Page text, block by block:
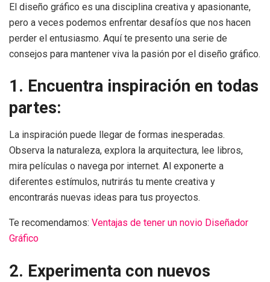
El diseño gráfico es una disciplina creativa y apasionante,
pero a veces podemos enfrentar desafíos que nos hacen
perder el entusiasmo. Aquí te presento una serie de
consejos para mantener viva la pasión por el diseño gráfico.
1. Encuentra inspiración en todas
partes:
La inspiración puede llegar de formas inesperadas.
Observa la naturaleza, explora la arquitectura, lee libros,
mira películas o navega por internet. Al exponerte a
diferentes estímulos, nutrirás tu mente creativa y
encontrarás nuevas ideas para tus proyectos.
Te recomendamos: Ventajas de tener un novio Diseñador
Gráfico
2. Experimenta con nuevos